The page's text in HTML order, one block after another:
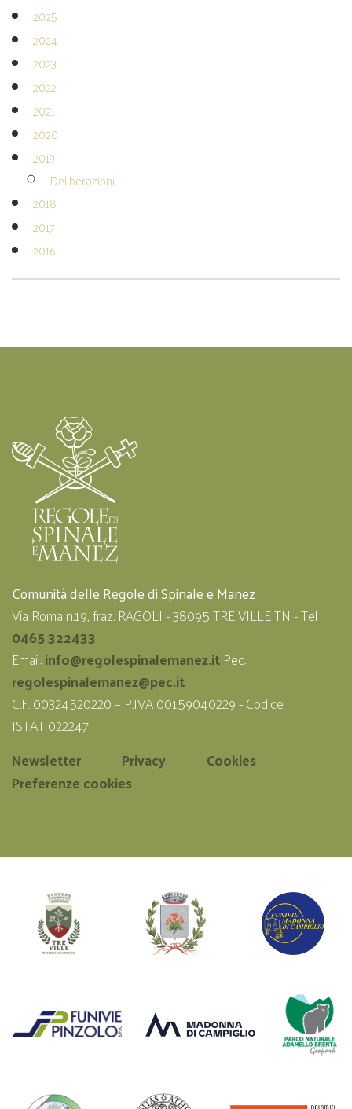
2025
2024
2023
2022
2021
2020
2019
Deliberazioni
2018
2017
2016
Comunità delle Regole di Spinale e Manez
Via Roma n.19, fraz. RAGOLI - 38095 TRE VILLE TN - Tel
0465 322433
Email:info@regolespinalemanez.itPec:
regolespinalemanez@pec.it
C.F. 00324520220 – P.IVA 00159040229 - Codice
ISTAT 022247
Newsletter
Privacy
Cookies
Preferenze cookies